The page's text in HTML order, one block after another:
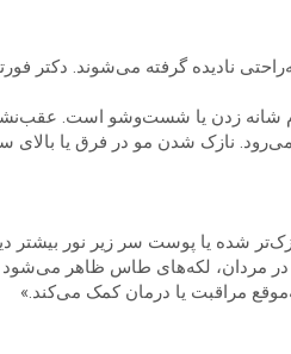
نادیده گرفته می‌شوند. دکتر
شانه زدن یا شست‌وشو است.
می‌رود. نازک شدن مو در فرق یا
شده یا پوست سر زیر نور
در مردان، لکه‌های طاس ظاهر می‌شود
مراقبت یا درمان کمک می‌کند.»